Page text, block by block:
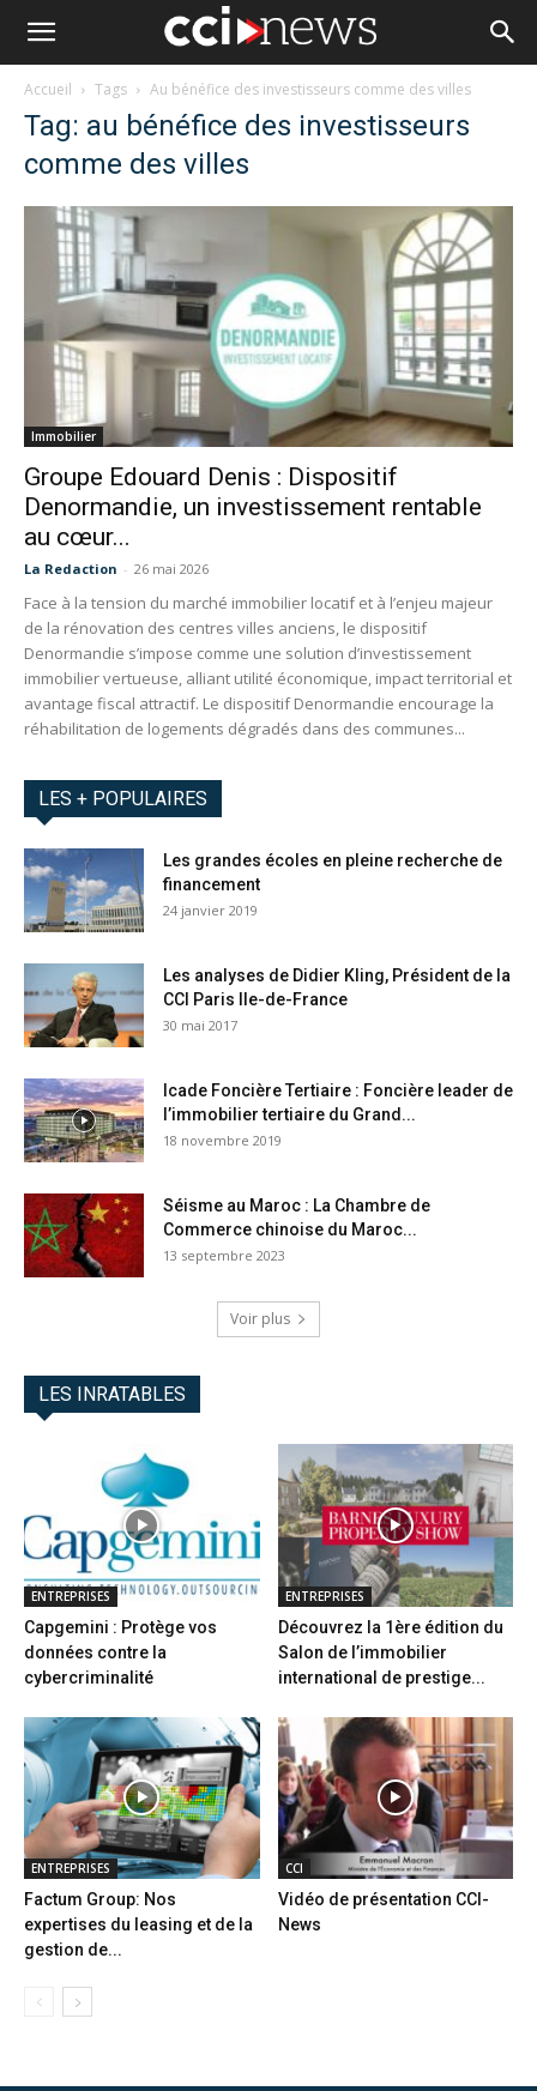
Accueil Tags Au bénéfice des investisseurs comme des villes
Tag: au bénéfice des investisseurs
comme des villes
Immobilier
Groupe Edouard Denis : Dispositif
Denormandie, un investissement rentable
au cœur...
La Redaction - 26 mai 2026
Face à la tension du marché immobilier locatif et à l’enjeu majeur
de la rénovation des centres villes anciens, le dispositif
Denormandie s’impose comme une solution d’investissement
immobilier vertueuse, alliant utilité économique, impact territorial et
avantage fiscal attractif. Le dispositif Denormandie encourage la
réhabilitation de logements dégradés dans des communes...
LES + POPULAIRES
Les grandes écoles en pleine recherche de
financement
24 janvier 2019
Les analyses de Didier Kling, Président de la
CCI Paris Ile-de-France
30 mai 2017
Icade Foncière Tertiaire : Foncière leader de
l’immobilier tertiaire du Grand...
18 novembre 2019
Séisme au Maroc : La Chambre de
Commerce chinoise du Maroc...
13 septembre 2023
Voir plus
LES INRATABLES
ENTREPRISES
Capgemini : Protège vos
données contre la
cybercriminalité
ENTREPRISES
Découvrez la 1ère édition du
Salon de l’immobilier
international de prestige...
ENTREPRISES
Factum Group: Nos
expertises du leasing et de la
gestion de...
CCI
Vidéo de présentation CCI-
News